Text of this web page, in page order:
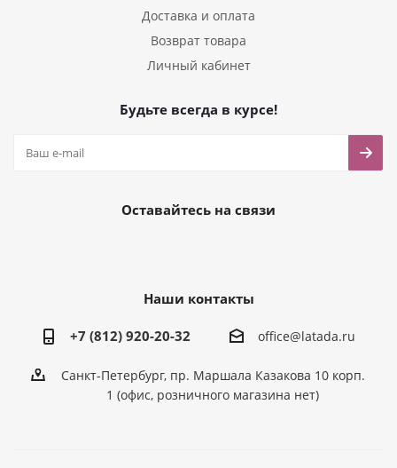
Доставка и оплата
Возврат товара
Личный кабинет
Будьте всегда в курсе!
Оставайтесь на связи
Наши контакты
+7 (812) 920-20-32 office@latada.ru
Санкт-Петербург, пр. Маршала Казакова 10 корп.
1 (офис, розничного магазина нет)